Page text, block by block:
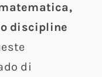
discipline
di